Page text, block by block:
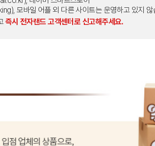
모바일 어플 외 다른 사이트는 운영하고 있지 않
즉시 전자랜드 고객센터로 신고해주세요.